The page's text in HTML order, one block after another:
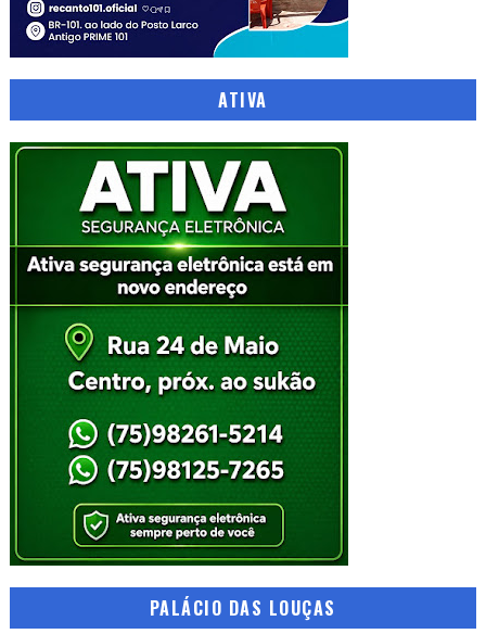
ATIVA
PALÁCIO DAS LOUÇAS